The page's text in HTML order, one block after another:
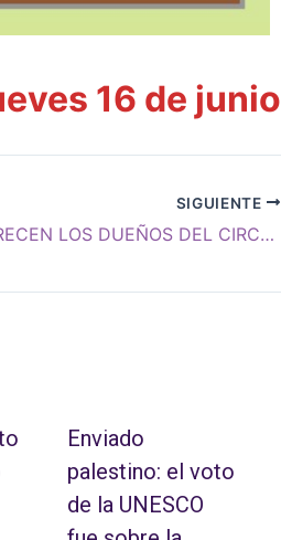
16 de junio
SIGUIENTE
APARECEN LOS DUEÑOS DEL CIRCO, Y NOS QUIEREN DEMANDAR POR DAÑOS Y PERJUICIOS
Enviado
palestino: el voto
de la UNESCO